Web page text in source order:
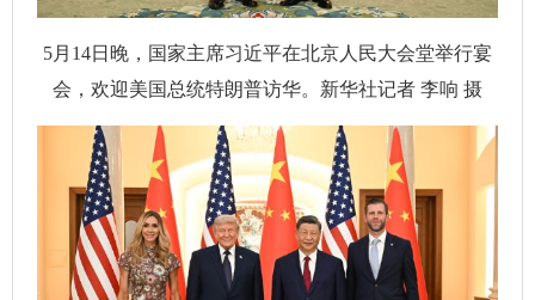
5月14日晚，国家主席习近平在北京人民大会堂举行宴
会，欢迎美国总统特朗普访华。新华社记者 李响 摄